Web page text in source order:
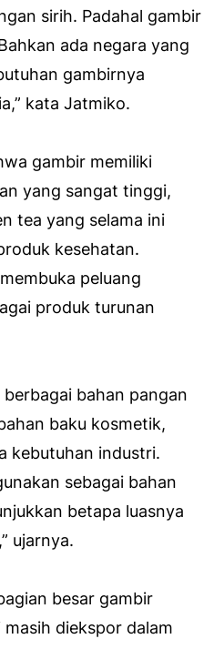
sirih. Padahal gambir
ada negara yang
gambirnya
kata Jatmiko.
gambir memiliki
yang sangat tinggi,
tea yang selama ini
kesehatan.
peluang
produk turunan
berbagai bahan pangan
baku kosmetik,
kebutuhan industri.
sebagai bahan
betapa luasnya
ujarnya.
besar gambir
diekspor dalam